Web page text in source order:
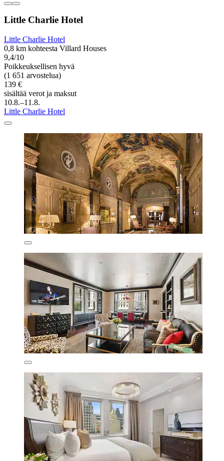
Little Charlie Hotel
Little Charlie Hotel
0,8 km kohteesta Villard Houses
9,4/10
Poikkeuksellisen hyvä
(1 651 arvostelua)
139 €
sisältää verot ja maksut
10.8.–11.8.
Little Charlie Hotel